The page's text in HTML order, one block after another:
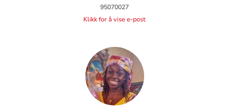
95070027
Klikk for å vise e-post